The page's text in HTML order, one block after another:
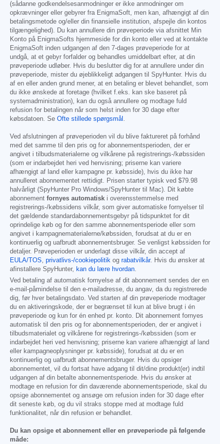
(sådanne godkendelsesanmodninger er ikke anmodninger om
opkrævninger eller gebyrer fra EnigmaSoft, men kan, afhængigt af din
betalingsmetode og/eller din finansielle institution, afspejle din kontos
tilgængelighed). Du kan annullere din prøveperiode via afsnittet Min
Konto på EnigmaSofts hjemmeside for din konto eller ved at kontakte
EnigmaSoft inden udgangen af den 7-dages prøveperiode for at
undgå, at et gebyr forfalder og behandles umiddelbart efter, at din
prøveperiode udløber. Hvis du beslutter dig for at annullere under din
prøveperiode, mister du øjeblikkeligt adgangen til SpyHunter. Hvis du
af en eller anden grund mener, at en betaling er blevet behandlet, som
du ikke ønskede at foretage (hvilket f.eks. kan ske baseret på
systemadministration), kan du også annullere og modtage fuld
refusion for betalingen når som helst inden for 30 dage efter
købsdatoen. Se Ofte stillede spørgsmål .
Ved afslutningen af prøveperioden vil du blive faktureret på forhånd
med det samme til den pris og for abonnementsperioden, der er
angivet i tilbudsmaterialerne og vilkårene på registrerings-/købssiden
(som er indarbejdet heri ved henvisning; priserne kan variere
afhængigt af land eller kampagne pr. købsside), hvis du ikke har
annulleret abonnementet rettidigt. Prisen starter typisk ved $79.98
halvårligt (SpyHunter Pro Windows/SpyHunter til Mac). Dit købte
abonnement fornyes automatisk i overensstemmelse med
registrerings-/købssidens vilkår, som giver automatiske fornyelser til
det gældende standardabonnementsgebyr på tidspunktet for dit
oprindelige køb og for den samme abonnementsperiode eller som
angivet i kampagnematerialerne/købssiden, forudsat at du er en
kontinuerlig og uafbrudt abonnementsbruger. Se venligst købssiden for
detaljer. Prøveperioden er underlagt disse vilkår, din accept af
EULA/TOS, privatlivs-/cookiepolitik og rabatvilkår. Hvis du ønsker at
afinstallere SpyHunter, kan du lære hvordan.
Ved betaling af automatisk fornyelse af dit abonnement sendes der en
e-mail-påmindelse til den e-mailadresse, du angav, da du registrerede
dig, før hver betalingsdato. Ved starten af din prøveperiode modtager
du en aktiveringskode, der er begrænset til kun at blive brugt i én
prøveperiode og kun for én enhed pr. konto. Dit abonnement fornyes
automatisk til den pris og for abonnementsperioden, der er angivet i
tilbudsmaterialet og vilkårene for registrerings-/købssiden (som er
indarbejdet heri ved henvisning; priserne kan variere afhængigt af land
eller kampagneoplysninger pr. købsside), forudsat at du er en
kontinuerlig og uafbrudt abonnementsbruger. Hvis du opsiger
abonnementet, vil du fortsat have adgang til dit/dine produkt(er) indtil
udgangen af din betalte abonnementsperiode. Hvis du ønsker at
modtage en refusion for din daværende abonnementsperiode, skal du
opsige abonnementet og ansøge om refusion inden for 30 dage efter
dit seneste køb, og du vil straks stoppe med at modtage fuld
funktionalitet, når din refusion er behandlet.
Du kan opsige et abonnement eller en prøveperiode på følgende
måde: